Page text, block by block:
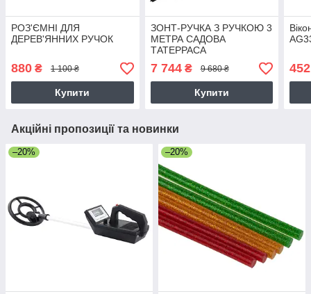
РОЗ'ЄМНІ ДЛЯ
ДЕРЕВ'ЯННИХ РУЧОК
880 ₴ 1 100 ₴
Купити
ЗОНТ-РУЧКА З РУЧКОЮ 3
МЕТРА САДОВА
ТАТЕРРАСА
7 744₴ 9 680 ₴
Купити
452
Акційні пропозиції та новинки
–20% –20%